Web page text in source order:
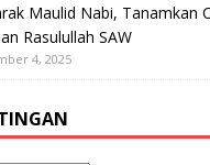
Maulid Nabi, Tanamkan
Rasulullah SAW
4, 2025